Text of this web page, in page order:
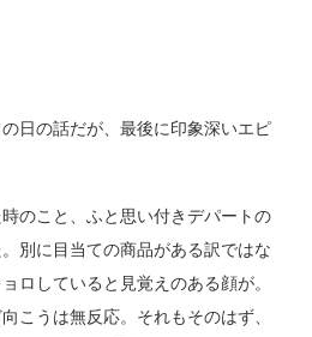
日の話だが、最後に印象深いエピ
のこと、ふと思い付きデパートの
別に目当ての商品がある訳ではな
ロしていると見覚えのある顔が。
こうは無反応。それもそのはず、